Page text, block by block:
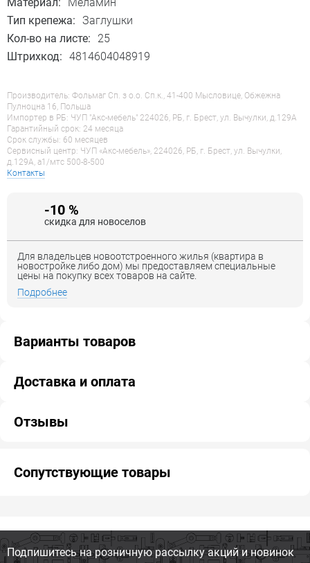
Тип крепежа: Заглушки
Кол-во на листе:
25
Штрихкод: 4814604048919
Производитель: Фольмаг Сп. з о.о. Сп.к., 41-400 Мысловице, Обжежна
Пулноцна 16, Польша
Импортер в РБ: ЧУП "Акс-мебель" 224026, РБ, г. Брест, ул. Вычулки, д.129А
Гарантийный срок: 24 месяца
Срок службы: 60 месяцев
Сервисный центр: ЧУП «Акс-мебель», 224026, РБ, г. Брест, ул. Вычулки,
д.129А, a1/мтс 500-8-500
Контакты
-10 %
скидка для новоселов
Для владельцев новоотстроенного жилья (квартира в
новостройке либо дом) мы предоставляем специальные
цены на покупку всех товаров на сайте.
Подробнее
Варианты товаров
Доставка и оплата
Отзывы
Сопутствующие товары
Подпишитесь на розничную рассылку акций и новинок